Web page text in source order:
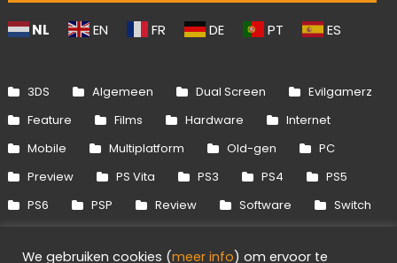
NL EN FR DE PT ES
3DS Algemeen Dual Screen
Evilgamerz
Feature
Films Hardware
Internet
Mobile
Multiplatform Old-gen
PC
Preview
PS Vita PS3 PS4
PS5
PS6
PSP Review Software
Switch
We gebruiken cookies (meer info) om ervoor te